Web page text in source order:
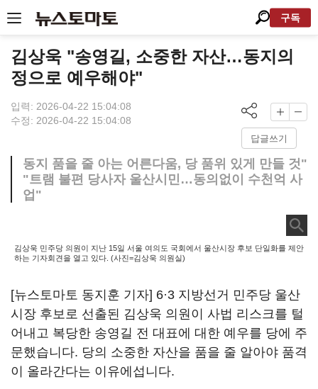
구독
김상욱 "송영길, 소중한 자산…동지의
정으로 예우해야"
입력: 2026-04-22 15:04:08
수정: 2026-04-22 15:04:08
답글쓰기
동지 품을 줄 아는 어른다움, 당 품위 있게 만들 것"
"트램 불편 당사자 울산시민…동의없이 수천억 사
업"
김상욱 민주당 의원이 지난 15일 서울 여의도 국회에서 울산시장 후보 단일화를 제안
하는 기자회견을 열고 있다. (사진=김상욱 의원실)
[뉴스토마토 동지훈 기자] 6·3 지방선거 민주당 울산
시장 후보로 선출된 김상욱 의원이 사법 리스크를 털
어내고 복당한 송영길 전 대표에 대한 예우를 당에 주
문했습니다. 당의 소중한 자산을 품을 줄 알아야 품격
이 올라간다는 이유에섭니다.